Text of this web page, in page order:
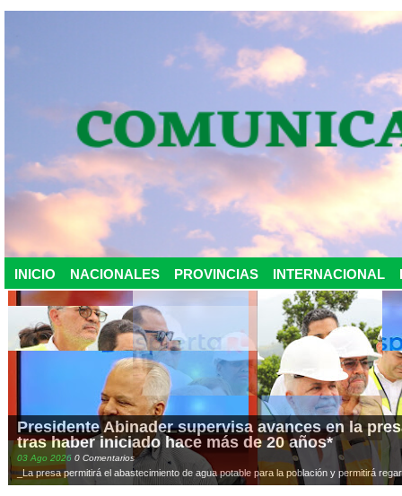
INICIO NACIONALES PROVINCIAS INTERNACIONAL
Presidente Abinader supervisa avances en la
tras haber iniciado hace más de 20 años*
03 Ago 2026 0 Comentarios
_La presa permitirá el abastecimiento de agua potable para la población y permitirá